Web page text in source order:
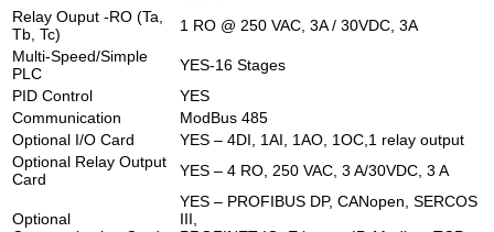
Relay Ouput -RO (Ta,
Tb, Tc)
1 RO @ 250 VAC, 3A / 30VDC, 3A
Multi-Speed/Simple
PLC
YES-16 Stages
PID Control
YES
Communication
ModBus 485
Optional I/O Card
YES – 4DI, 1AI, 1AO, 1OC,1 relay output
Optional Relay Output
Card
YES – 4 RO, 250 VAC, 3 A/30VDC, 3 A
Optional
YES – PROFIBUS DP, CANopen, SERCOS
III,